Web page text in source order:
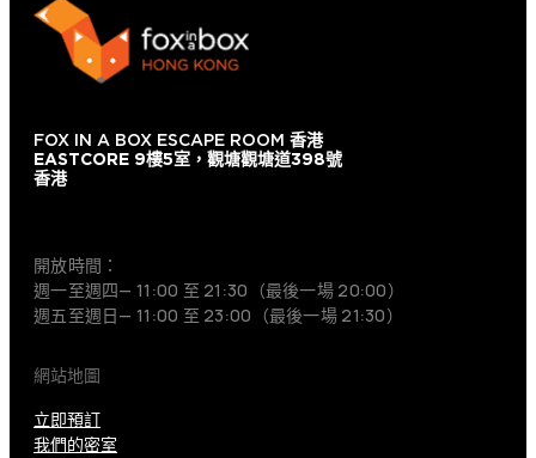
FOX IN A BOX ESCAPE ROOM 香港
EASTCORE 9樓5室，觀塘觀塘道398號
香港
開放時間：
週一至週四— 11:00 至 21:30（最後一場 20:00）
週五至週日— 11:00 至 23:00（最後一場 21:30）
網站地圖
立即預訂
我們的密室